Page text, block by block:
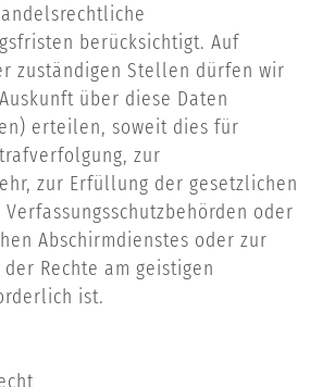
berücksichtigt. Auf
zuständigen Stellen dürfen wir
über diese Daten
erteilen, soweit dies für
zur
zur Erfüllung der gesetzlichen
oder
Abschirmdienstes oder zur
der Rechte am geistigen
ist.